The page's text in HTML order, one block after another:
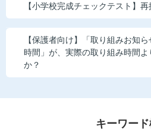
【小学校完成チェックテスト】
【保護者向け】「取り組みお知
時間」が、実際の取り組み時間
か？
キーワー